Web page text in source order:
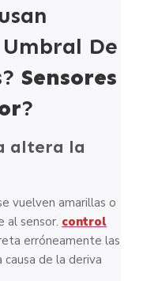
De
Sensores
?
altera la
vuelven amarillas o
al sensor. control
erróneamente las
de la deriva